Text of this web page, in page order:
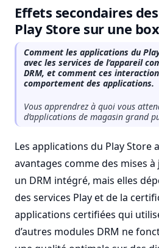
Effets secondaires
Play Store sur une
Comment les applications du
avec les services de l’appareil
DRM, et comment ces
comportement des applications.
Vous apprendrez à quoi vous
d’applications de magasin grand
Les applications du Play Store
avantages comme des mises
un DRM intégré, mais elles
des services Play et de la
applications certifiées qui
d’autres modules DRM ne